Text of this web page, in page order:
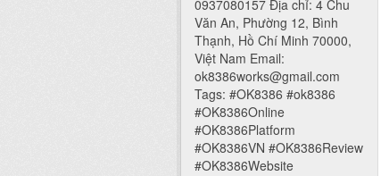
0937080157 Địa chỉ: 4 Chu
Văn An, Phường 12, Bình
Thạnh, Hồ Chí Minh 70000,
Việt Nam Email:
ok8386works@gmail.com
Tags: #OK8386 #ok8386
#OK8386Online
#OK8386Platform
#OK8386VN #OK8386Review
#OK8386Website